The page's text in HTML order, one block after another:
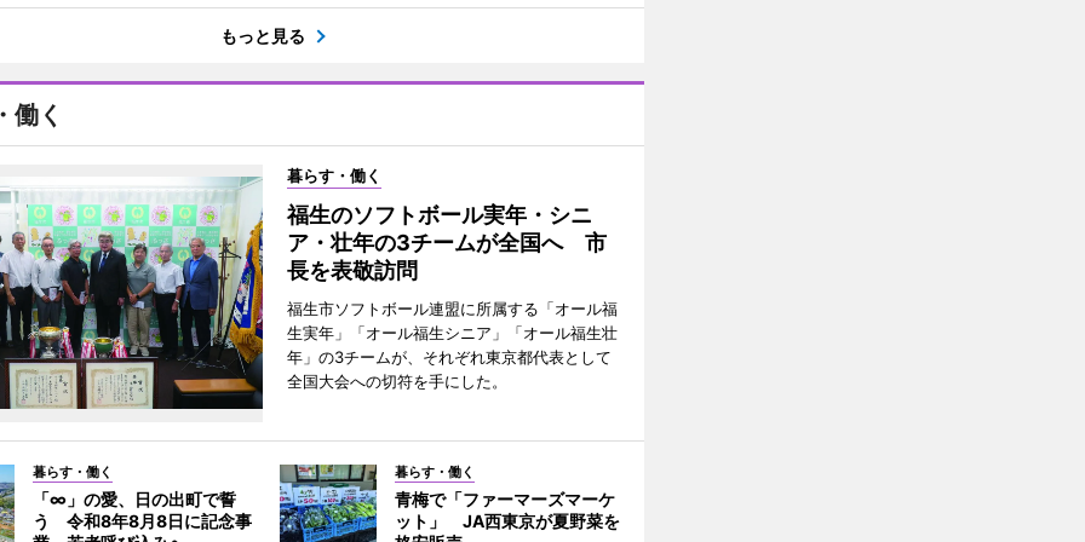
もっと見る
働く
暮らす・働く
福生のソフトボール実年・シニ
ア・壮年の3チームが全国へ 市
長を表敬訪問
福生市ソフトボール連盟に所属する「オール福
生実年」「オール福生シニア」「オール福生壮
年」の3チームが、それぞれ東京都代表として
全国大会への切符を手にした。
暮らす・働く
「∞」の愛、日の出町で誓
う 令和8年8月8日に記念事
暮らす・働く
青梅で「ファーマーズマーケ
ット」 JA西東京が夏野菜を